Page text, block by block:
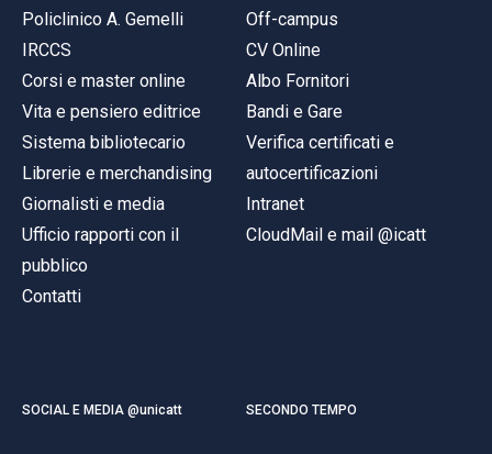
Policlinico A. Gemelli
IRCCS
Corsi e master online
Vita e pensiero editrice
Sistema bibliotecario
Librerie e merchandising
Giornalisti e media
Ufficio rapporti con il
pubblico
Contatti
Off-campus
CV Online
Albo Fornitori
Bandi e Gare
Verifica certificati e
autocertificazioni
Intranet
CloudMail e mail @icatt
SOCIAL E MEDIA @unicatt SECONDO TEMPO